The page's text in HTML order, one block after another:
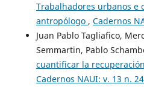
Trabalhadores urbanos e
antropólogo , Cadernos
Juan Pablo Tagliafico,
Semmartin, Pablo
cuantificar la
Cadernos NAUI: v. 13 n.